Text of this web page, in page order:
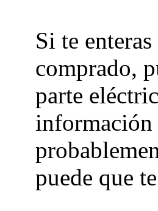
Si te
comprado,
parte
información
puede que